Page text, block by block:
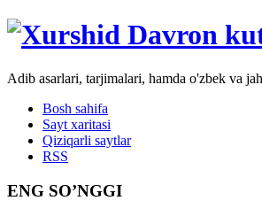
Adib asarlari, tarjimalari, hamda o'zbek va
Bosh sahifa
Sayt xaritasi
Qiziqarli saytlar
RSS
ENG SO’NGGI